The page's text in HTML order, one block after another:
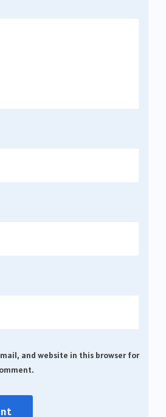
and website in this browser for